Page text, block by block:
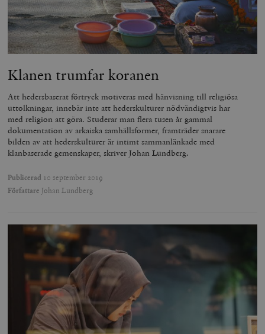
Klanen trumfar koranen
Att hedersbaserat förtryck motiveras med hänvisning till religiösa
uttolkningar, innebär inte att hederskulturer nödvändigtvis har
med religion att göra. Studerar man flera tusen år gammal
dokumentation av arkaiska samhällsformer, framträder snarare
bilden av att hederskulturer är intimt sammanlänkade med
klanbaserade gemenskaper, skriver Johan Lundberg.
Publicerad 10 september 2019
Författare Johan Lundberg